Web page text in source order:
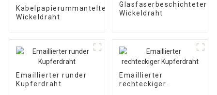
Kabelpapierummantelter
Wickeldraht
Glasfaserbeschichteter
Wickeldraht
Emaillierter runder
Kupferdraht
Emaillierter
rechteckiger